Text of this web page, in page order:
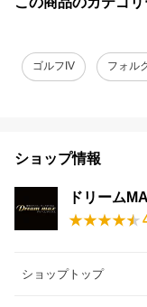
ゴルフIV フォル
ショップ情報
ドリーム
ショップトップ